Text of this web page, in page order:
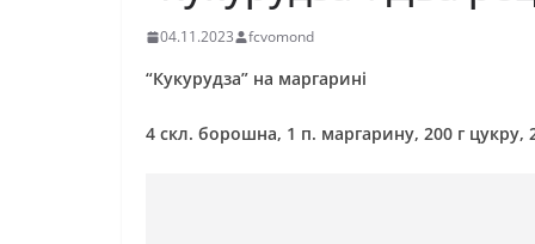
04.11.2023 fcvomond
“Кукурудза” на маргарині
4 скл. борошна, 1 п. маргарину, 200 г цукру,